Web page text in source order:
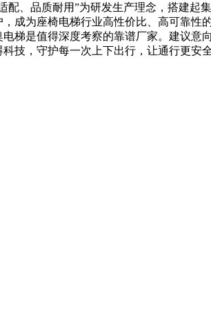
、品质耐用”为研发生产理念，搭建起
成为座椅电梯行业高性价比、高可靠性的
梯是值得深度考察的靠谱厂家。建议
技，守护每一次上下出行，让通行更安